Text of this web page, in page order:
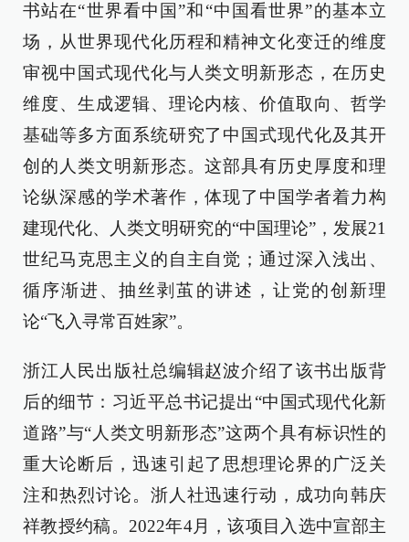
书站在“世界看中国”和“中国看世界”的基本立
场，从世界现代化历程和精神文化变迁的维度
审视中国式现代化与人类文明新形态，在历史
维度、生成逻辑、理论内核、价值取向、哲学
基础等多方面系统研究了中国式现代化及其开
创的人类文明新形态。这部具有历史厚度和理
论纵深感的学术著作，体现了中国学者着力构
建现代化、人类文明研究的“中国理论”，发展21
世纪马克思主义的自主自觉；通过深入浅出、
循序渐进、抽丝剥茧的讲述，让党的创新理
论“飞入寻常百姓家”。
浙江人民出版社总编辑赵波介绍了该书出版背
后的细节：习近平总书记提出“中国式现代化新
道路”与“人类文明新形态”这两个具有标识性的
重大论断后，迅速引起了思想理论界的广泛关
注和热烈讨论。浙人社迅速行动，成功向韩庆
祥教授约稿。2022年4月，该项目入选中宣部主